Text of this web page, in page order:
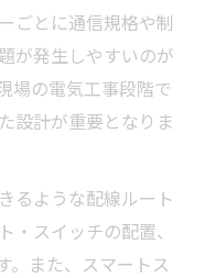
ごとに通信規格や制
が発生しやすいのが
場の電気工事段階で
設計が重要となりま
るような配線ルート
スイッチの配置、
。また、スマートス